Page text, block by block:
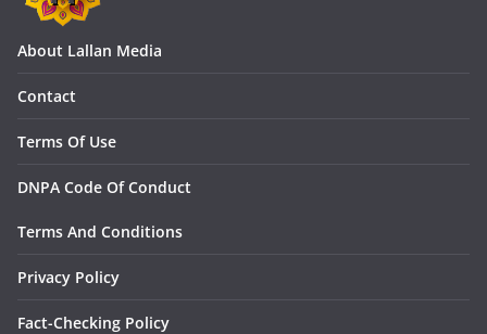
About Lallan Media
Contact
Terms Of Use
DNPA Code Of Conduct
Terms And Conditions
Privacy Policy
Fact-Checking Policy